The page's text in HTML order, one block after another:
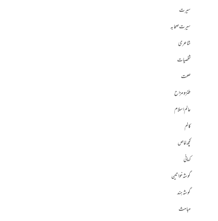
سیرت
سیرت صحابہ
شاعری
شخصیات
صحت
طنز و مزاح
عالم اسلام
کالم
کچھ خاص
کہانی
گوشہ خواتین
گوشہ ہند
مباحث